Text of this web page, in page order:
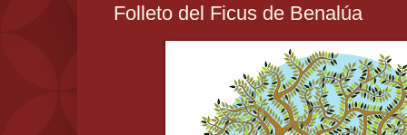
Folleto del Ficus de Benalúa